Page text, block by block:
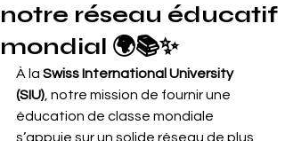
notre réseau éducatif
mondial 🌍📚✨
À la Swiss International University
(SIU) , notre mission de fournir une
éducation de classe mondiale
s’appuie sur un solide réseau de plus